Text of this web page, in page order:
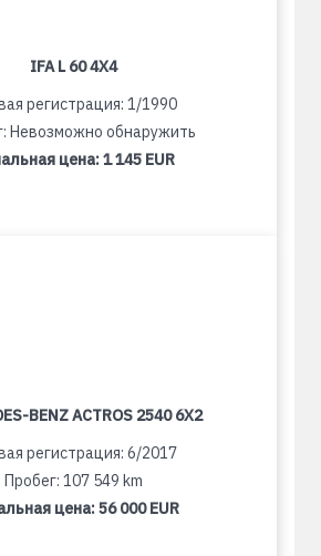
IFA L 60 4X4
регистрация: 1/1990
Невозможно обнаружить
цена:1 145 EUR
BENZ ACTROS 2540 6X2
регистрация: 6/2017
Пробег: 107 549 km
цена:56 000 EUR